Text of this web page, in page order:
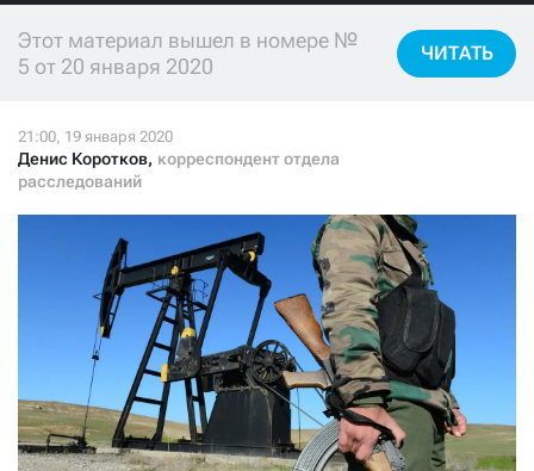
Этот материал вышел в номере №
5 от 20 января 2020
ЧИТАТЬ
Денис Коротков, корреспондент отдела
расследований
СТАТЬ СОУЧАСТНИКОМ
donate@novayagazeta.ru
+7 (929) 612-03-68